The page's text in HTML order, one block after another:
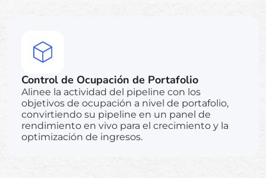
Control de Ocupación de Portafolio
Alinee la actividad del pipeline con los
objetivos de ocupación a nivel de portafolio,
convirtiendo su pipeline en un panel de
rendimiento en vivo para el crecimiento y la
optimización de ingresos.